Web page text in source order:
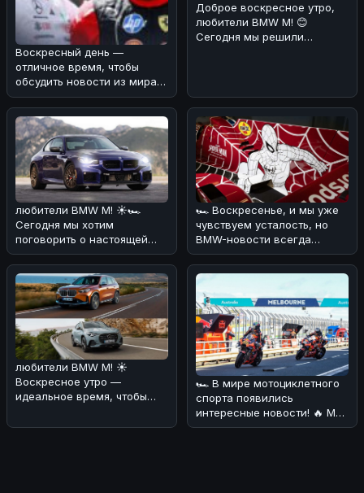
Воскресный день —
отличное время, чтобы
обсудить новости из мира
автоспорта! 🏎️⚡Мы
разобрались в ре
Доброе воскресное утро,
любители BMW M! 😊
Сегодня мы решили
любители BMW M! ☀️🏎
Сегодня мы хотим
поговорить о настоящей
легенде - BMW M2 CS. 🔥💪
По нашему мнен
🏎 Воскресенье, и мы уже
чувствуем усталость, но
BMW-новости всегда
заряжают энергией! 🔥
Сегодня хот
любители BMW M! ☀️
Воскресное утро —
идеальное время, чтобы
из мира электромо
🏎 В мире мотоциклетного
спорта появились
интересные новости! 🔥 Мы
разобрались, что BMW